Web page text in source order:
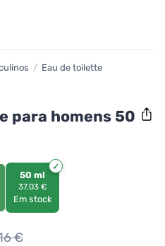
/ Eau de toilette
para homens 50
50 ml
37,03 €
Em stock
€